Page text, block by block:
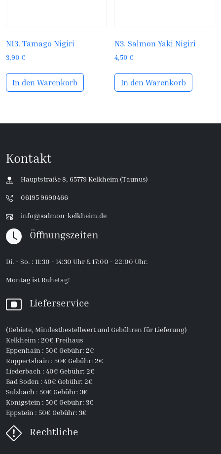
N13. Tamago Nigiri
3,90 €
In den Warenkorb
N3. Salmon Yaki Nigiri
4,50€
In den Warenkorb
Kontakt
Hauptstraße 8, 65779 Kelkheim (Taunus)
06195 9690466
info@salmon-kelkheim.de
Öffnungszeiten
Di. - So. : 11:30 - 14:30 Uhr & 17:00 - 22:00 Uhr.
Montag ist Ruhetag!
Lieferservice
(Gebiete, Mindestbestellwert und Gebühren für Lieferung)
Kelkheim : 20€ Freihaus
Eppenhain : 50€ Gebühr: 2€
Ruppertshain : 50€ Gebühr: 2€
Liederbach : 40€ Gebühr: 2€
Bad Soden : 40€ Gebühr: 2€
Sulzbach : 50€ Gebühr: 3€
Königstein : 50€ Gebühr: 3€
Eppstein : 50€ Gebühr: 3€
Rechtliche